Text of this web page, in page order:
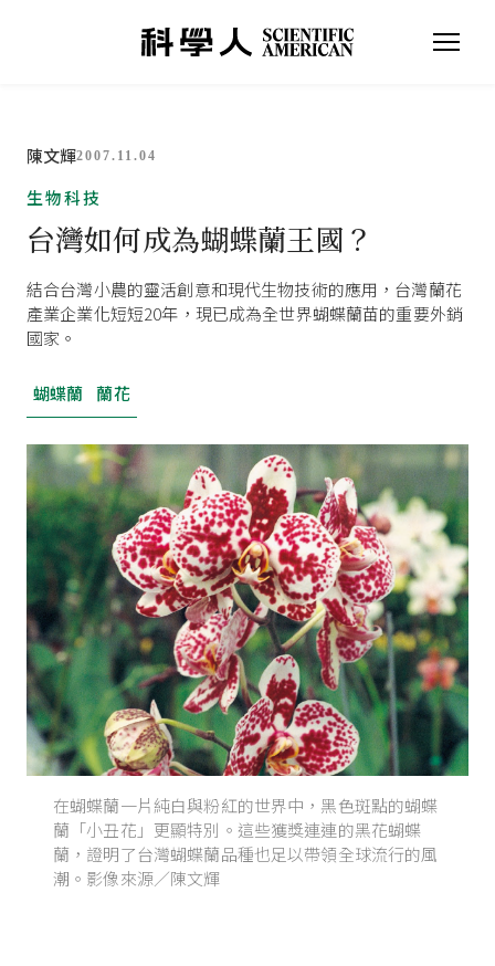
陳文輝2007.11.04
生物科技
台灣如何成為蝴蝶蘭王國？
結合台灣小農的靈活創意和現代生物技術的應用，台灣蘭花
產業企業化短短20年，現已成為全世界蝴蝶蘭苗的重要外銷
國家。
蝴蝶蘭 蘭花
在蝴蝶蘭一片純白與粉紅的世界中，黑色斑點的蝴蝶
蘭「小丑花」更顯特別。這些獲獎連連的黑花蝴蝶
蘭，證明了台灣蝴蝶蘭品種也足以帶領全球流行的風
潮。影像來源／陳文輝